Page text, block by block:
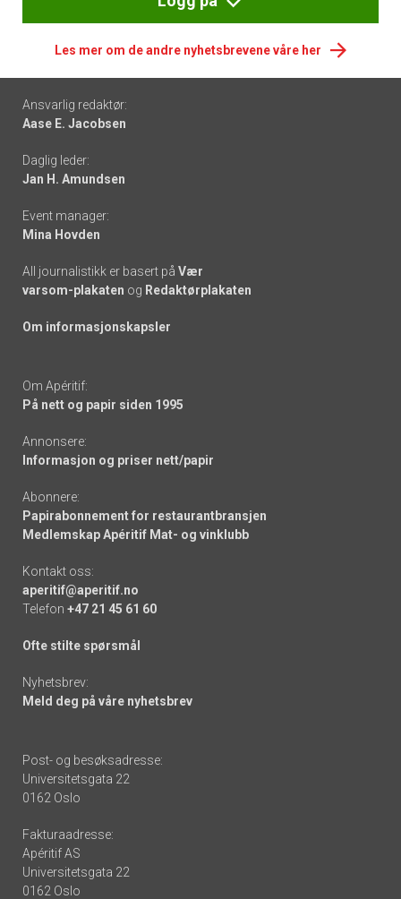
Les mer om de andre nyhetsbrevene våre her
Footer
-
links
Ansvarlig redaktør:
Aase E. Jacobsen
Daglig leder:
Jan H. Amundsen
Event manager:
Mina Hovden
All journalistikk er basert på Vær
varsom-plakaten og Redaktørplakaten
Om informasjonskapsler
Om Apéritif:
På nett og papir siden 1995
Annonsere:
Informasjon og priser nett/papir
Abonnere:
Papirabonnement for restaurantbransjen
Medlemskap Apéritif Mat- og vinklubb
Kontakt oss:
aperitif@aperitif.no
Telefon +47 21 45 61 60
Ofte stilte spørsmål
Nyhetsbrev:
Meld deg på våre nyhetsbrev
Post- og besøksadresse:
Universitetsgata 22
0162 Oslo
Fakturaadresse:
Apéritif AS
Universitetsgata 22
0162 Oslo